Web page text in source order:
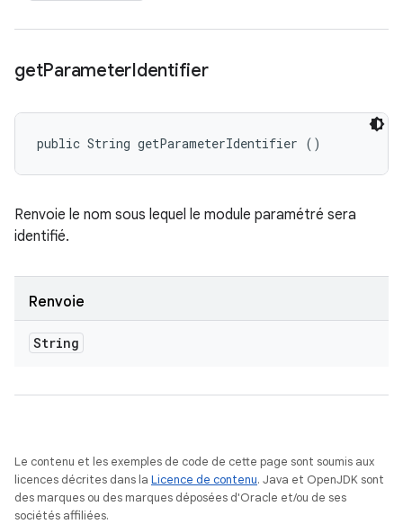
getParameterIdentifier
public String getParameterIdentifier ()
Renvoie le nom sous lequel le module paramétré sera
identifié.
Renvoie
String
Le contenu et les exemples de code de cette page sont soumis aux
licences décrites dans la Licence de contenu. Java et OpenJDK sont
des marques ou des marques déposées d'Oracle et/ou de ses
sociétés affiliées.